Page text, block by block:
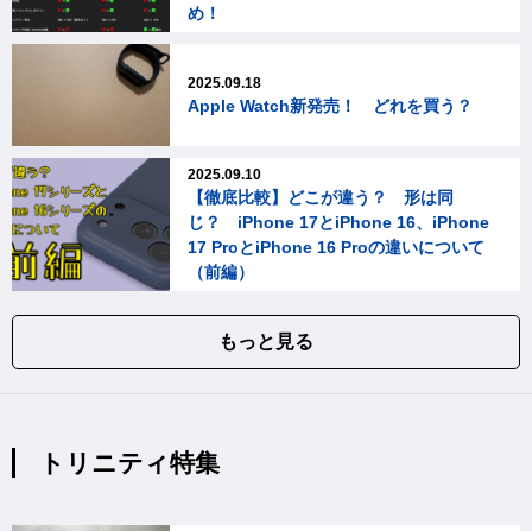
め！
2025.09.18
Apple Watch新発売！ どれを買う？
2025.09.10
【徹底比較】どこが違う？ 形は同
じ？ iPhone 17とiPhone 16、iPhone
17 ProとiPhone 16 Proの違いについて
（前編）
もっと見る
トリニティ特集